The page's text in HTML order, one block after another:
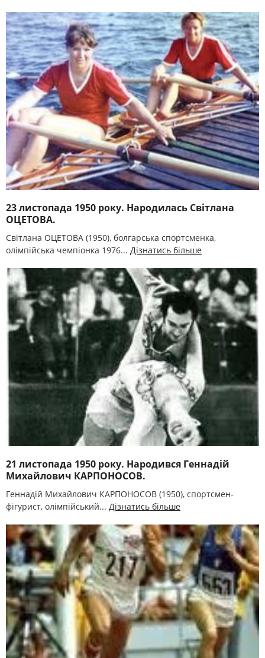
23 листопада 1950 року. Народилась Світлана
ОЦЕТОВА.
Світлана ОЦЕТОВА (1950), болгарська спортсменка,
олімпійська чемпіонка 1976... Дізнатись більше
21 листопада 1950 року. Народився Геннадій
Михайлович КАРПОНОСОВ.
Геннадій Михайлович КАРПОНОСОВ (1950), спортсмен-
фігурист, олімпійський... Дізнатись більше